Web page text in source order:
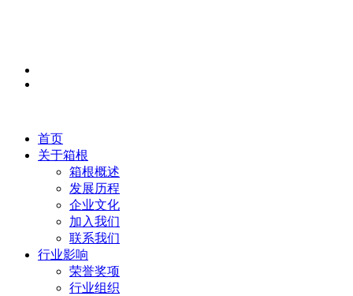
首页
关于箱根
箱根概述
发展历程
企业文化
加入我们
联系我们
行业影响
荣誉奖项
行业组织